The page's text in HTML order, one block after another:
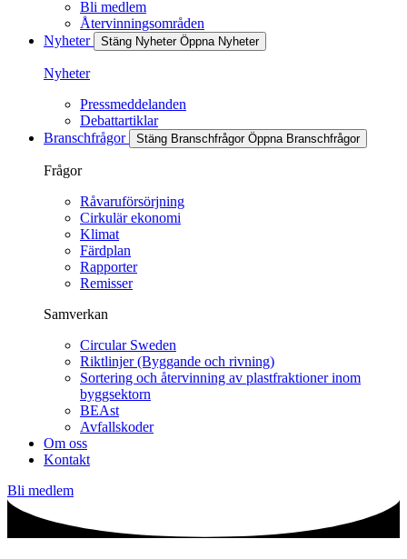
Bli medlem
Återvinningsområden
Nyheter
Stäng Nyheter Öppna Nyheter
Nyheter
Pressmeddelanden
Debattartiklar
Branschfrågor
Stäng Branschfrågor Öppna Branschfrågor
Frågor
Råvaruförsörjning
Cirkulär ekonomi
Klimat
Färdplan
Rapporter
Remisser
Samverkan
Circular Sweden
Riktlinjer (Byggande och rivning)
Sortering och återvinning av plastfraktioner inom
byggsektorn
BEAst
Avfallskoder
Om oss
Kontakt
Bli medlem